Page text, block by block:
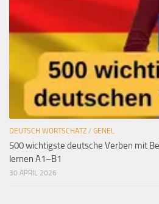
DEUTSCH WORTSCHATZ / GENEL
500 wichtigste deutsche Verben mit
lernen A1–B1
30 APRIL 2026